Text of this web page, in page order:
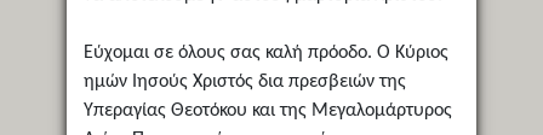
Εύχομαι σε όλους σας καλή πρόοδο. Ο Κύριος
ημών Ιησούς Χριστός δια πρεσβειών της
Υπεραγίας Θεοτόκου και της Μεγαλομάρτυρος